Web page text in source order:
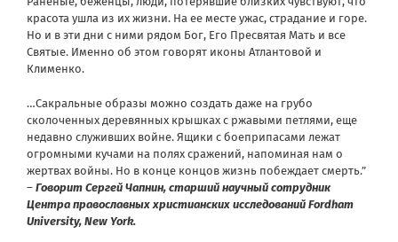
красота ушла из их жизни. На ее месте ужас, страдание и горе.
Но и в эти дни с ними рядом Бог, Его Пресвятая Мать и все
Святые. Именно об этом говорят иконы Атлантовой и
Клименко.
…Сакральные образы можно создать даже на грубо
сколоченных деревянных крышках с ржавыми петлями, еще
недавно служивших войне. Ящики с боеприпасами лежат
огромными кучами на полях сражений, напоминая нам о
жертвах войны. Но в конце концов жизнь побеждает смерть.”
– Говорит Сергей Чапнин, старший научный сотрудник
Центра православных христианских исследований Fordham
University, New York.